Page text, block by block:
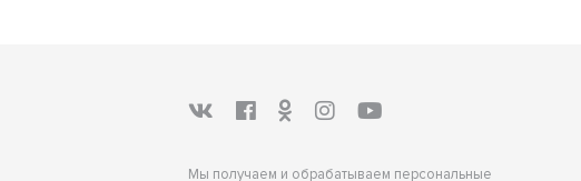
Мы получаем и обрабатываем персональные